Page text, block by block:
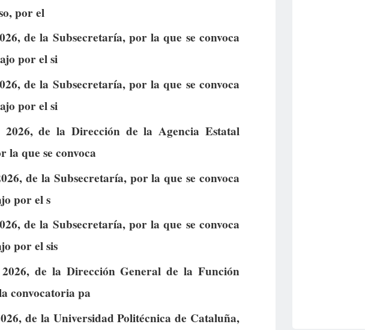
por el
de la Subsecretaría, por la que se convoca
por el si
de la Subsecretaría, por la que se convoca
por el si
de la Dirección de la Agencia Estatal
la que se convoca
de la Subsecretaría, por la que se convoca
por el s
de la Subsecretaría, por la que se convoca
por el sis
de la Dirección General de la Función
convocatoria pa
de la Universidad Politécnica de Cataluña,